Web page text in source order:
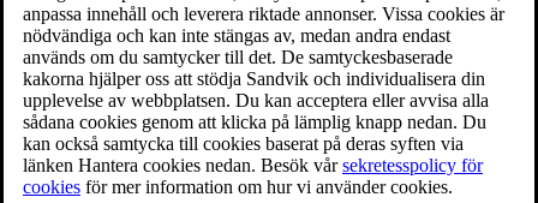
anpassa innehåll och leverera riktade annonser. Vissa cookies är
nödvändiga och kan inte stängas av, medan andra endast
används om du samtycker till det. De samtyckesbaserade
kakorna hjälper oss att stödja Sandvik och individualisera din
upplevelse av webbplatsen. Du kan acceptera eller avvisa alla
sådana cookies genom att klicka på lämplig knapp nedan. Du
kan också samtycka till cookies baserat på deras syften via
länken Hantera cookies nedan. Besök vårsekretesspolicy för
cookies för mer information om hur vi använder cookies.